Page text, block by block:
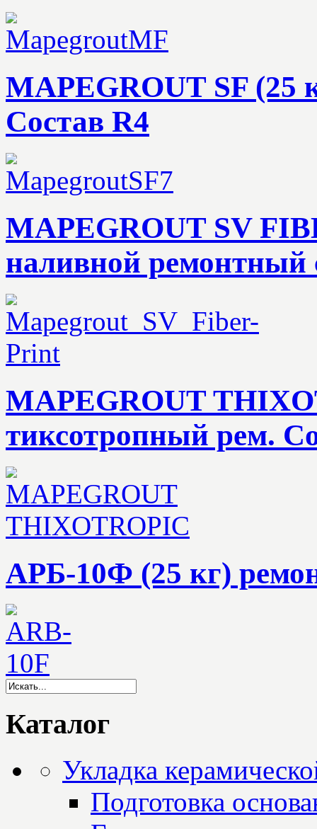
MAPEGROUT SF (25
Состав R4
MAPEGROUT SV
наливной ремонтный
MAPEGROUT
тиксотропный рем.
АРБ-10Ф (25 кг)
Каталог
Укладка
Подготовка